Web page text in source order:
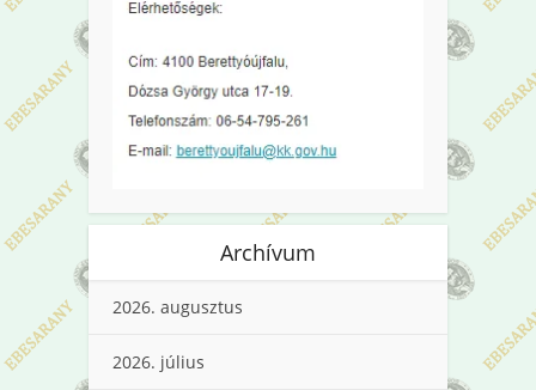
Archívum
2026. augusztus
2026. július